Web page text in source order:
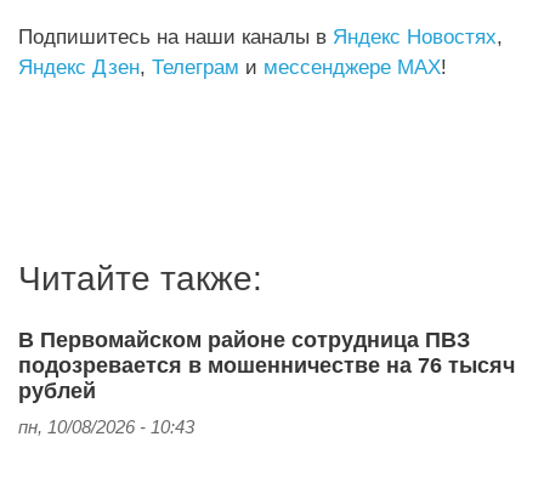
Подпишитесь на наши каналы в Яндекс Новостях,
Яндекс Дзен, Телеграм и мессенджере MAX!
Читайте также:
В Первомайском районе сотрудница ПВЗ
подозревается в мошенничестве на 76 тысяч
рублей
пн, 10/08/2026 - 10:43